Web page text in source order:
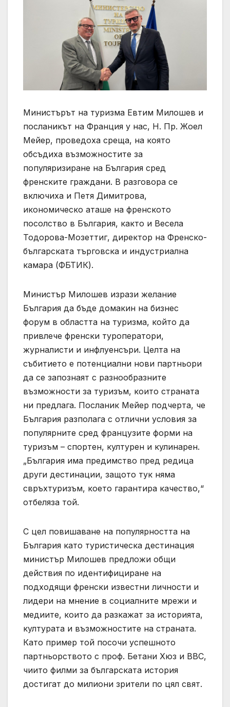
Министърът на туризма Евтим Милошев и
посланикът на Франция у нас, Н. Пр. Жоел
Мейер, проведоха среща, на която
обсъдиха възможностите за
популяризиране на България сред
френските граждани. В разговора се
включиха и Петя Димитрова,
икономическо аташе на френското
посолство в България, както и Весела
Тодорова-Мозеттиг, директор на Френско-
българската търговска и индустриална
камара (ФБТИК).
Министър Милошев изрази желание
България да бъде домакин на бизнес
форум в областта на туризма, който да
привлече френски туроператори,
журналисти и инфлуенсъри. Целта на
събитието е потенциални нови партньори
да се запознаят с разнообразните
възможности за туризъм, които страната
ни предлага. Посланик Мейер подчерта, че
България разполага с отлични условия за
популярните сред французите форми на
туризъм – спортен, културен и кулинарен.
„България има предимство пред редица
други дестинации, защото тук няма
свръхтуризъм, което гарантира качество,“
отбеляза той.
С цел повишаване на популярността на
България като туристическа дестинация
министър Милошев предложи общи
действия по идентифициране на
подходящи френски известни личности и
лидери на мнение в социалните мрежи и
медиите, които да разкажат за историята,
културата и възможностите на страната.
Като пример той посочи успешното
партньорството с проф. Бетани Хюз и BBC,
чиито филми за българската история
достигат до милиони зрители по цял свят.